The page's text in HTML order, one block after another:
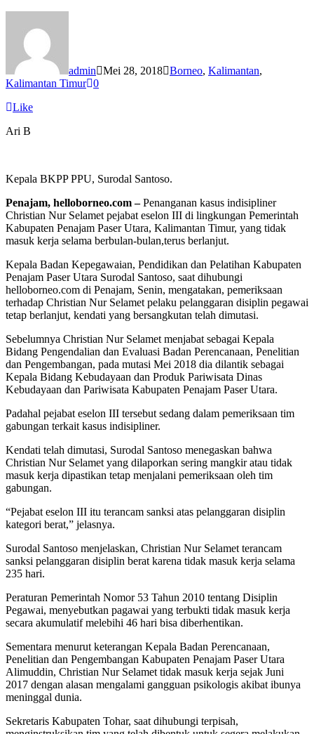
admin Mei 28, 2018 Borneo, Kalimantan,
Kalimantan Timur 0
Like
Ari B
Kepala BKPP PPU, Surodal Santoso.
Penajam, helloborneo.com –Penanganan kasus indisipliner
Christian Nur Selamet pejabat eselon III di lingkungan Pemerintah
Kabupaten Penajam Paser Utara, Kalimantan Timur, yang tidak
masuk kerja selama berbulan-bulan,terus berlanjut.
Kepala Badan Kepegawaian, Pendidikan dan Pelatihan Kabupaten
Penajam Paser Utara Surodal Santoso, saat dihubungi
helloborneo.com di Penajam, Senin, mengatakan, pemeriksaan
terhadap Christian Nur Selamet pelaku pelanggaran disiplin pegawai
tetap berlanjut, kendati yang bersangkutan telah dimutasi.
Sebelumnya Christian Nur Selamet menjabat sebagai Kepala
Bidang Pengendalian dan Evaluasi Badan Perencanaan, Penelitian
dan Pengembangan, pada mutasi Mei 2018 dia dilantik sebagai
Kepala Bidang Kebudayaan dan Produk Pariwisata Dinas
Kebudayaan dan Pariwisata Kabupaten Penajam Paser Utara.
Padahal pejabat eselon III tersebut sedang dalam pemeriksaan tim
gabungan terkait kasus indisipliner.
Kendati telah dimutasi, Surodal Santoso menegaskan bahwa
Christian Nur Selamet yang dilaporkan sering mangkir atau tidak
masuk kerja dipastikan tetap menjalani pemeriksaan oleh tim
gabungan.
“Pejabat eselon III itu terancam sanksi atas pelanggaran disiplin
kategori berat,” jelasnya.
Surodal Santoso menjelaskan, Christian Nur Selamet terancam
sanksi pelanggaran disiplin berat karena tidak masuk kerja selama
235 hari.
Peraturan Pemerintah Nomor 53 Tahun 2010 tentang Disiplin
Pegawai, menyebutkan pagawai yang terbukti tidak masuk kerja
secara akumulatif melebihi 46 hari bisa diberhentikan.
Sementara menurut keterangan Kepala Badan Perencanaan,
Penelitian dan Pengembangan Kabupaten Penajam Paser Utara
Alimuddin, Christian Nur Selamet tidak masuk kerja sejak Juni
2017 dengan alasan mengalami gangguan psikologis akibat ibunya
meninggal dunia.
Sekretaris Kabupaten Tohar, saat dihubungi terpisah,